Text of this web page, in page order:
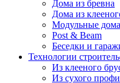
Дома из бревна
Дома из
Модульные
Post & Beam
Беседки и
Технологии
Из клееного
Из сухого